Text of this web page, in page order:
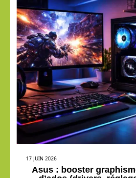
17 JUIN 2026
Asus : booster